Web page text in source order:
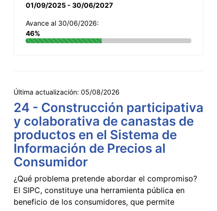
01/09/2025 - 30/06/2027
Avance al 30/06/2026:
46%
Última actualización: 05/08/2026
24 - Construcción participativa
y colaborativa de canastas de
productos en el Sistema de
Información de Precios al
Consumidor
¿Qué problema pretende abordar el compromiso?
El SIPC, constituye una herramienta pública en
beneficio de los consumidores, que permite